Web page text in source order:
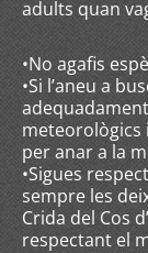
adults quan
•No agafis
•Si l’aneu a
meteorològics
per anar a la
•Sigues
sempre les
Crida del Cos
respectant el